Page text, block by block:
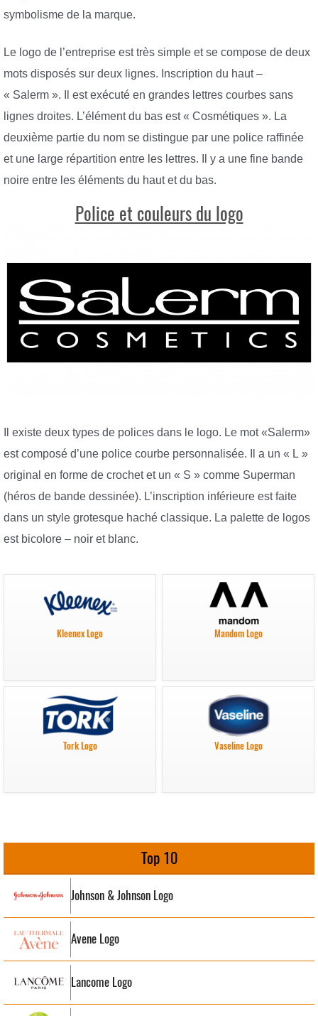
symbolisme de la marque.
Le logo de l’entreprise est très simple et se compose de deux
mots disposés sur deux lignes. Inscription du haut –
« Salerm ». Il est exécuté en grandes lettres courbes sans
lignes droites. L’élément du bas est « Cosmétiques ». La
deuxième partie du nom se distingue par une police raffinée
et une large répartition entre les lettres. Il y a une fine bande
noire entre les éléments du haut et du bas.
Police et couleurs du logo
Il existe deux types de polices dans le logo. Le mot «Salerm»
est composé d’une police courbe personnalisée. Il a un « L »
original en forme de crochet et un « S » comme Superman
(héros de bande dessinée). L’inscription inférieure est faite
dans un style grotesque haché classique. La palette de logos
est bicolore – noir et blanc.
Kleenex Logo Mandom Logo
Tork Logo Vaseline Logo
Top 10
Johnson & Johnson Logo
Avene Logo
Lancome Logo